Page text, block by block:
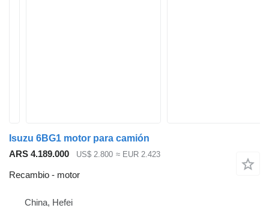
Isuzu 6BG1 motor para camión
ARS 4.189.000
US$ 2.800 ≈ EUR 2.423
Recambio - motor
China, Hefei